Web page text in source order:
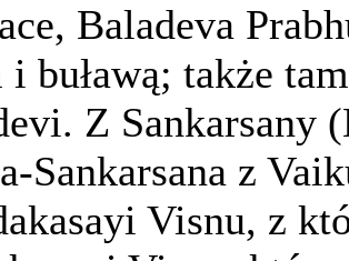
Baladeva
i buławą; także
Z Sankarsany
Sankarsana z
Visnu, z